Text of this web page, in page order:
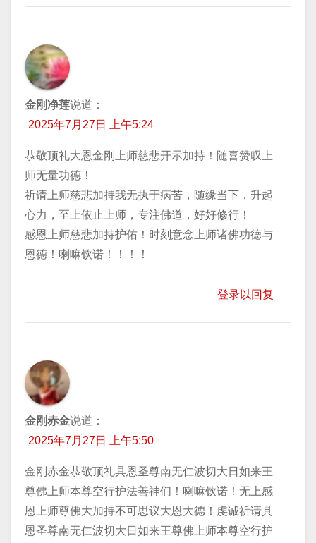
金刚净莲说道：
2025年7月27日 上午5:24
恭敬顶礼大恩金刚上师慈悲开示加持！随喜赞叹上
师无量功德！
祈请上师慈悲加持我无执于病苦，随缘当下，升起
心力，至上依止上师，专注佛道，好好修行！
感恩上师慈悲加持护佑！时刻意念上师诸佛功德与
恩德！喇嘛钦诺！！！！
登录以回复
金刚赤金说道：
2025年7月27日 上午5:50
金刚赤金恭敬顶礼具恩圣尊南无仁波切大日如来王
尊佛上师本尊空行护法善神们！喇嘛钦诺！无上感
恩上师尊佛大加持不可思议大恩大德！虔诚祈请具
恩圣尊南无仁波切大日如来王尊佛上师本尊空行护